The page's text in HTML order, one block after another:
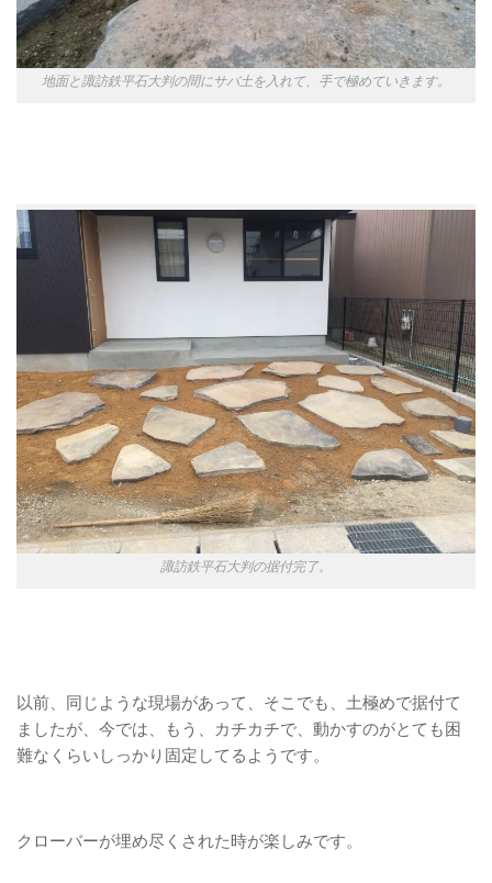
地面と諏訪鉄平石大判の間にサバ土を入れて、手で極めていきます。
諏訪鉄平石大判の据付完了。
以前、同じような現場があって、そこでも、土極めで据付て
ましたが、今では、もう、カチカチで、動かすのがとても困
難なくらいしっかり固定してるようです。
クローバーが埋め尽くされた時が楽しみです。